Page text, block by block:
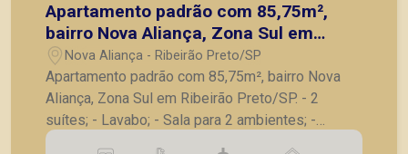
Apartamento padrão com 85,75m²,
bairro Nova Aliança, Zona Sul em
Ribeirão Preto/SP.
Nova Aliança - Ribeirão Preto/SP
Apartamento padrão com 85,75m², bairro Nova
Aliança, Zona Sul em Ribeirão Preto/SP. - 2
suítes; - Lavabo; - Sala para 2 ambientes; -
Varanda gourmet com churrasqueira; - Cozinha; -